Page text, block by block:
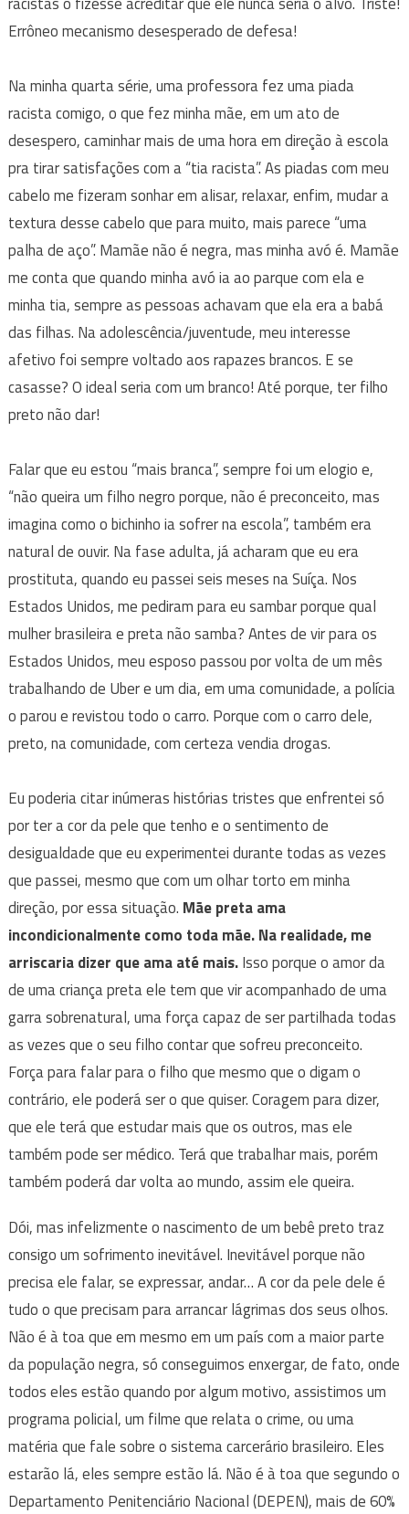
Errôneo mecanismo desesperado de defesa!
Na minha quarta série, uma professora fez uma piada
racista comigo, o que fez minha mãe, em um ato de
desespero, caminhar mais de uma hora em direção à escola
pra tirar satisfações com a “tia racista”. As piadas com meu
cabelo me fizeram sonhar em alisar, relaxar, enfim, mudar a
textura desse cabelo que para muito, mais parece “uma
palha de aço”. Mamãe não é negra, mas minha avó é. Mamãe
me conta que quando minha avó ia ao parque com ela e
minha tia, sempre as pessoas achavam que ela era a babá
das filhas. Na adolescência/juventude, meu interesse
afetivo foi sempre voltado aos rapazes brancos. E se
casasse? O ideal seria com um branco! Até porque, ter filho
preto não dar!
Falar que eu estou “mais branca”, sempre foi um elogio e,
“não queira um filho negro porque, não é preconceito, mas
imagina como o bichinho ia sofrer na escola”, também era
natural de ouvir. Na fase adulta, já acharam que eu era
prostituta, quando eu passei seis meses na Suíça. Nos
Estados Unidos, me pediram para eu sambar porque qual
mulher brasileira e preta não samba? Antes de vir para os
Estados Unidos, meu esposo passou por volta de um mês
trabalhando de Uber e um dia, em uma comunidade, a polícia
o parou e revistou todo o carro. Porque com o carro dele,
preto, na comunidade, com certeza vendia drogas.
Eu poderia citar inúmeras histórias tristes que enfrentei só
por ter a cor da pele que tenho e o sentimento de
desigualdade que eu experimentei durante todas as vezes
que passei, mesmo que com um olhar torto em minha
direção, por essa situação. Mãe preta ama
incondicionalmente como toda mãe. Na realidade, me
arriscaria dizer que ama até mais.Isso porque o amor da
de uma criança preta ele tem que vir acompanhado de uma
garra sobrenatural, uma força capaz de ser partilhada todas
as vezes que o seu filho contar que sofreu preconceito.
Força para falar para o filho que mesmo que o digam o
contrário, ele poderá ser o que quiser. Coragem para dizer,
que ele terá que estudar mais que os outros, mas ele
também pode ser médico. Terá que trabalhar mais, porém
também poderá dar volta ao mundo, assim ele queira.
Dói, mas infelizmente o nascimento de um bebê preto traz
consigo um sofrimento inevitável. Inevitável porque não
precisa ele falar, se expressar, andar… A cor da pele dele é
tudo o que precisam para arrancar lágrimas dos seus olhos.
Não é à toa que em mesmo em um país com a maior parte
da população negra, só conseguimos enxergar, de fato, onde
todos eles estão quando por algum motivo, assistimos um
programa policial, um filme que relata o crime, ou uma
matéria que fale sobre o sistema carcerário brasileiro. Eles
estarão lá, eles sempre estão lá. Não é à toa que segundo o
Departamento Penitenciário Nacional (DEPEN), mais de 60%